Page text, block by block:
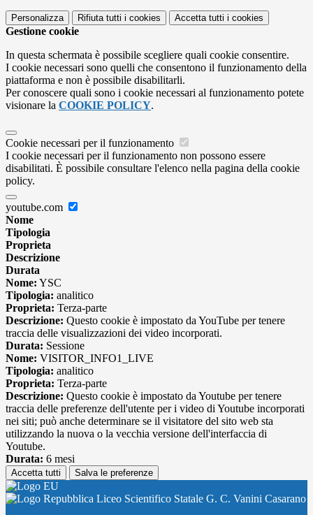
Personalizza Rifiuta tutti i cookies Accetta tutti i cookies
Gestione cookie
In questa schermata è possibile scegliere quali cookie consentire.
I cookie necessari sono quelli che consentono il funzionamento della
piattaforma e non è possibile disabilitarli.
Per conoscere quali sono i cookie necessari al funzionamento potete
visionare la COOKIE POLICY.
Cookie necessari per il funzionamento
I cookie necessari per il funzionamento non possono essere
disabilitati. È possibile consultare l'elenco nella pagina della cookie
policy.
youtube.com
Nome
Tipologia
Proprieta
Descrizione
Durata
Nome: YSC
Tipologia: analitico
Proprieta: Terza-parte
Descrizione: Questo cookie è impostato da YouTube per tenere
traccia delle visualizzazioni dei video incorporati.
Durata: Sessione
Nome: VISITOR_INFO1_LIVE
Tipologia: analitico
Proprieta: Terza-parte
Descrizione: Questo cookie è impostato da Youtube per tenere
traccia delle preferenze dell'utente per i video di Youtube incorporati
nei siti; può anche determinare se il visitatore del sito web sta
utilizzando la nuova o la vecchia versione dell'interfaccia di
Youtube.
Durata: 6 mesi
Accetta tutti Salva le preferenze
Liceo Scientifico Statale G. C. Vanini Casarano